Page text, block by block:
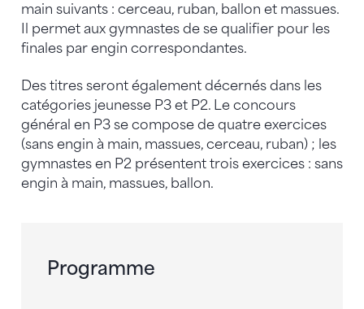
main suivants : cerceau, ruban, ballon et massues.
Il permet aux gymnastes de se qualifier pour les
finales par engin correspondantes.
Des titres seront également décernés dans les
catégories jeunesse P3 et P2. Le concours
général en P3 se compose de quatre exercices
(sans engin à main, massues, cerceau, ruban) ; les
gymnastes en P2 présentent trois exercices : sans
engin à main, massues, ballon.
Programme